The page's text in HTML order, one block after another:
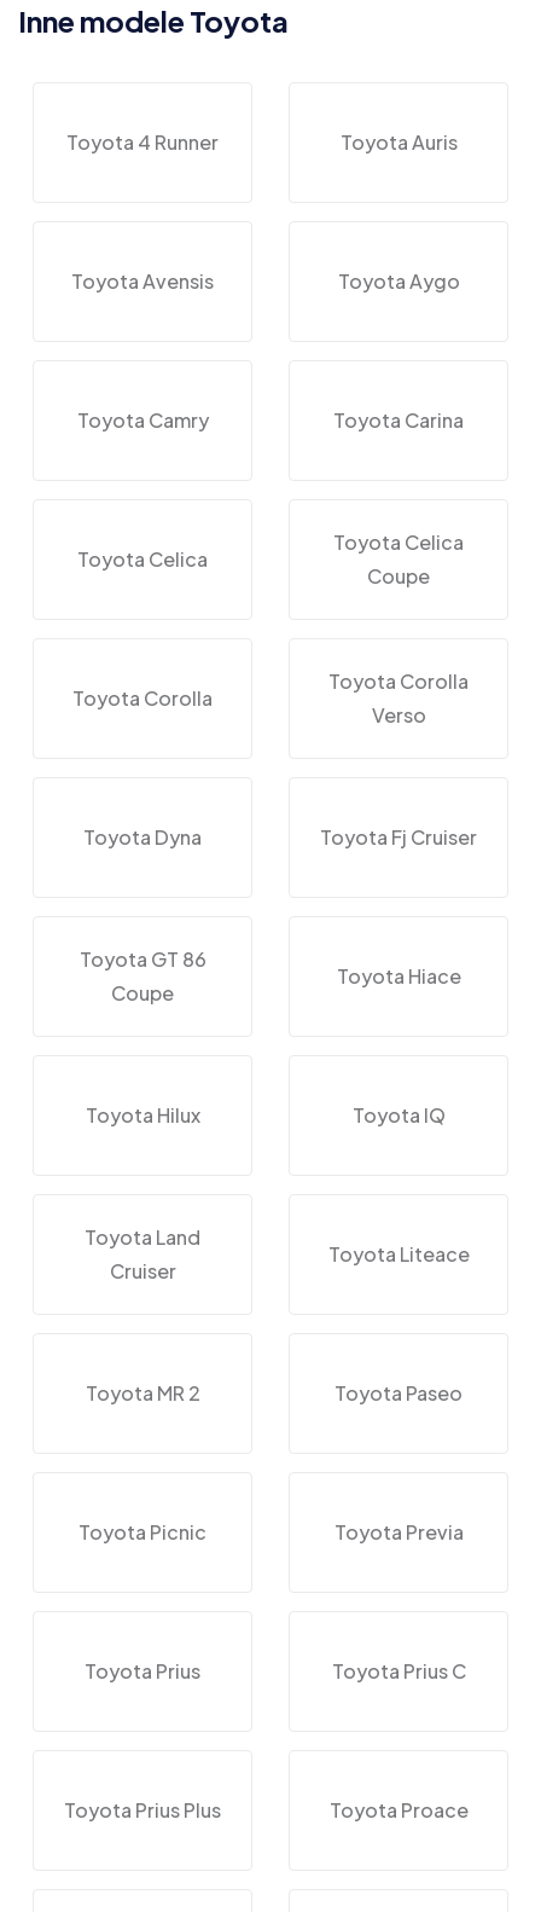
Inne modele Toyota
Toyota 4 Runner Toyota Auris
Toyota Avensis Toyota Aygo
Toyota Camry Toyota Carina
Toyota Celica
Toyota Celica
Coupe
Toyota Corolla
Toyota Corolla
Verso
Toyota Dyna Toyota Fj Cruiser
Toyota GT 86
Coupe
Toyota Hiace
Toyota Hilux Toyota IQ
Toyota Land
Cruiser
Toyota Liteace
Toyota MR 2 Toyota Paseo
Toyota Picnic Toyota Previa
Toyota Prius Toyota Prius C
Toyota Prius Plus Toyota Proace